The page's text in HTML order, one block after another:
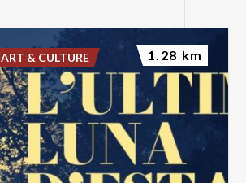
ART & CULTURE 1.28 km